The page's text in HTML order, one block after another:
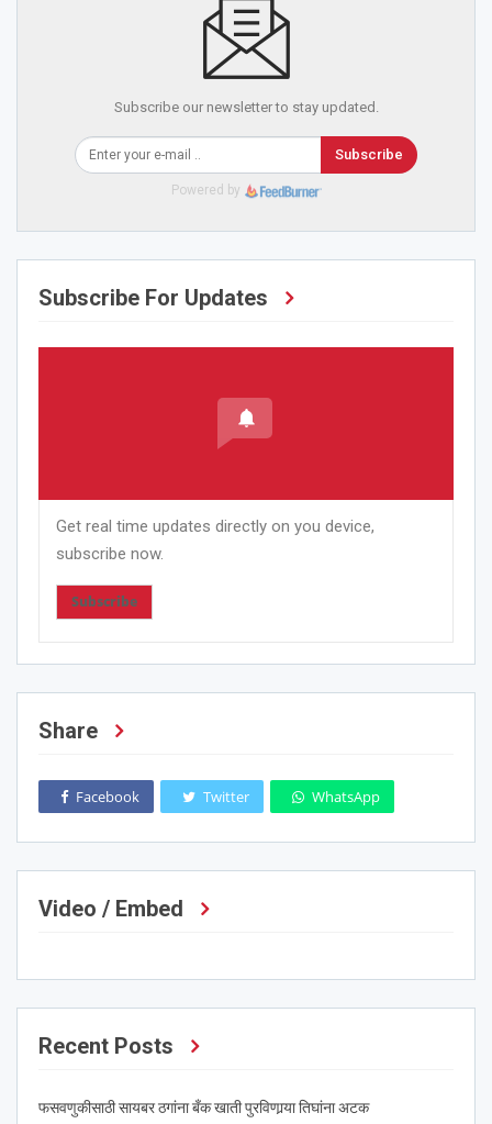
Subscribe our newsletter to stay updated.
Subscribe
Powered by
Subscribe For Updates
Get real time updates directly on you device,
subscribe now.
Subscribe
Share
Facebook Twitter WhatsApp
Video / Embed
Recent Posts
फसवणुकीसाठी सायबर ठगांना बँक खाती पुरविणार्‍या तिघांना अटक